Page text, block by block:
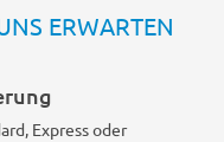
ERWARTEN
Express oder